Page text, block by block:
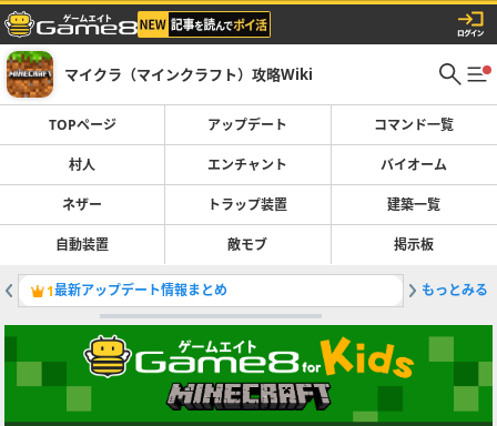
マイクラ（マインクラフト）攻略Wiki
TOPページ アップデート コマンド一覧
村人 エンチャント バイオーム
ネザー トラップ装置 建築一覧
自動装置 敵モブ 掲示板
1最新アップデート情報まとめ 2自動釣
もっとみる